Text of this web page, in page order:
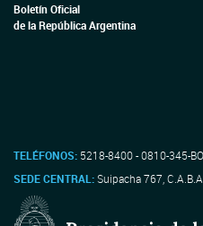
Boletín Oficial
de la República Argentina
TELÉFONOS: 5218-8400 - 0810-345-
SEDE CENTRAL:Suipacha 767,